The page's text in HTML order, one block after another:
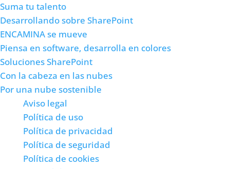
Suma tu talento
Desarrollando sobre SharePoint
ENCAMINA se mueve
Piensa en software, desarrolla en colores
Soluciones SharePoint
Con la cabeza en las nubes
Por una nube sostenible
Aviso legal
Política de uso
Política de privacidad
Política de seguridad
Política de cookies